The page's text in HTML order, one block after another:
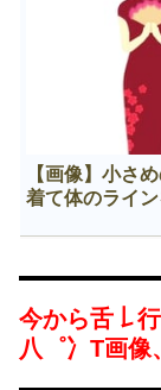
【画像】小さ
着て体のライ
今から舌𠄌
八゜冫T画像